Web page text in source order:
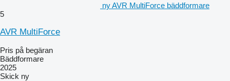
ny AVR MultiForce bäddformare
5
AVR MultiForce
Pris på begäran
Bäddformare
2025
Skick ny